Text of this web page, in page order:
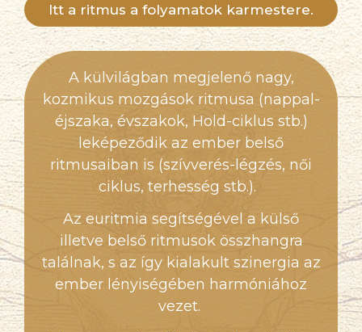
Itt a ritmus a folyamatok karmestere.
A külvilágban megjelenő nagy,
kozmikus mozgások ritmusa (nappal-
éjszaka, évszakok, Hold-ciklus stb.)
leképeződik az ember belső
ritmusaiban is (szívverés-légzés, női
ciklus, terhesség stb.).
Az euritmia segítségével a külső
illetve belső ritmusok összhangra
találnak, s az így kialakult szinergia az
ember lényiségében harmóniához
vezet.